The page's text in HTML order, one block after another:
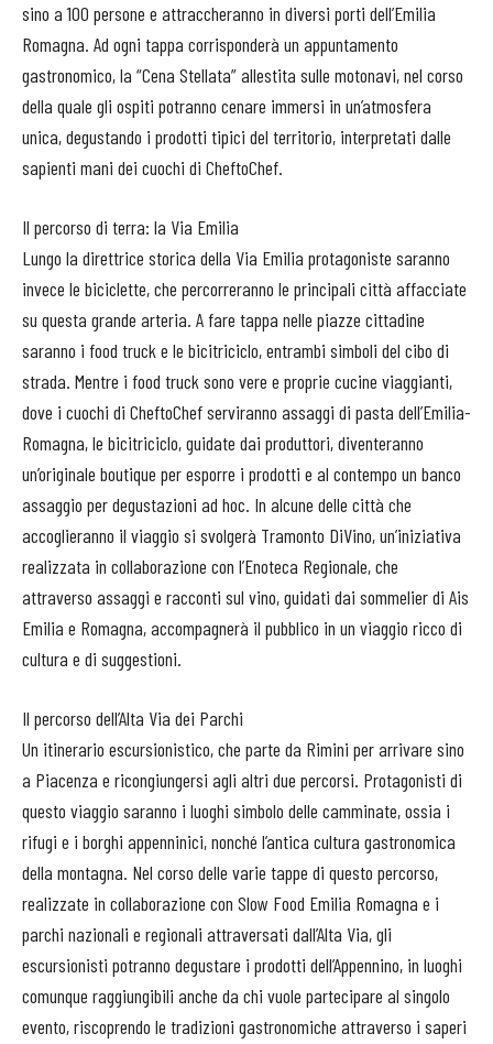
sino a 100 persone e attraccheranno in diversi porti dell’Emilia
Romagna. Ad ogni tappa corrisponderà un appuntamento
gastronomico, la “Cena Stellata” allestita sulle motonavi, nel corso
della quale gli ospiti potranno cenare immersi in un’atmosfera
unica, degustando i prodotti tipici del territorio, interpretati dalle
sapienti mani dei cuochi di CheftoChef.
Il percorso di terra: la Via Emilia
Lungo la direttrice storica della Via Emilia protagoniste saranno
invece le biciclette, che percorreranno le principali città affacciate
su questa grande arteria. A fare tappa nelle piazze cittadine
saranno i food truck e le bicitriciclo, entrambi simboli del cibo di
strada. Mentre i food truck sono vere e proprie cucine viaggianti,
dove i cuochi di CheftoChef serviranno assaggi di pasta dell’Emilia-
Romagna, le bicitriciclo, guidate dai produttori, diventeranno
un’originale boutique per esporre i prodotti e al contempo un banco
assaggio per degustazioni ad hoc. In alcune delle città che
accoglieranno il viaggio si svolgerà Tramonto DiVino, un’iniziativa
realizzata in collaborazione con l’Enoteca Regionale, che
attraverso assaggi e racconti sul vino, guidati dai sommelier di Ais
Emilia e Romagna, accompagnerà il pubblico in un viaggio ricco di
cultura e di suggestioni.
Il percorso dell’Alta Via dei Parchi
Un itinerario escursionistico, che parte da Rimini per arrivare sino
a Piacenza e ricongiungersi agli altri due percorsi. Protagonisti di
questo viaggio saranno i luoghi simbolo delle camminate, ossia i
rifugi e i borghi appenninici, nonché l’antica cultura gastronomica
della montagna. Nel corso delle varie tappe di questo percorso,
realizzate in collaborazione con Slow Food Emilia Romagna e i
parchi nazionali e regionali attraversati dall’Alta Via, gli
escursionisti potranno degustare i prodotti dell’Appennino, in luoghi
comunque raggiungibili anche da chi vuole partecipare al singolo
evento, riscoprendo le tradizioni gastronomiche attraverso i saperi